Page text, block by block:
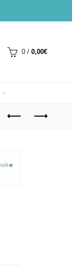
0 / 0,00€